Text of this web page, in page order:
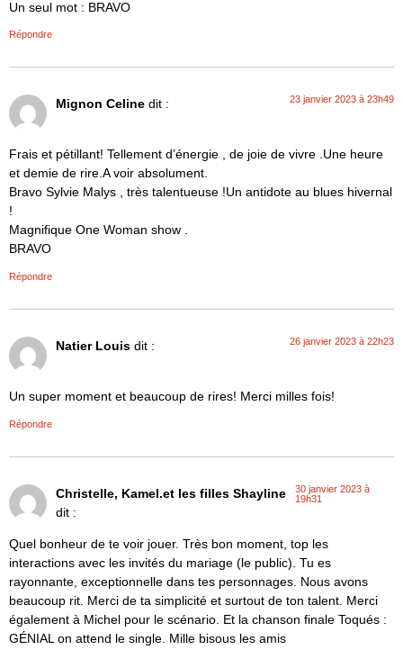
Un seul mot : BRAVO
Répondre
Mignon Celine dit : 23 janvier 2023 à 23h49
Frais et pétillant! Tellement d’énergie , de joie de vivre .Une heure
et demie de rire.A voir absolument.
Bravo Sylvie Malys , très talentueuse !Un antidote au blues hivernal
!
Magnifique One Woman show .
BRAVO
Répondre
Natier Louis dit : 26 janvier 2023 à 22h23
Un super moment et beaucoup de rires! Merci milles fois!
Répondre
Christelle, Kamel.et les filles Shayline
dit :
30 janvier 2023 à
19h31
Quel bonheur de te voir jouer. Très bon moment, top les
interactions avec les invités du mariage (le public). Tu es
rayonnante, exceptionnelle dans tes personnages. Nous avons
beaucoup rit. Merci de ta simplicité et surtout de ton talent. Merci
également à Michel pour le scénario. Et la chanson finale Toqués :
GÉNIAL on attend le single. Mille bisous les amis